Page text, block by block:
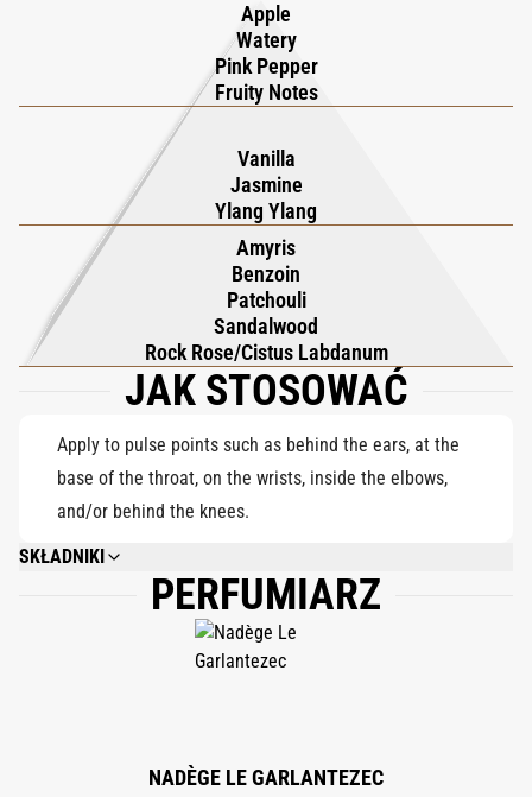
zmysłowy, otula użytkownika optymizmem, niczym obietnica
niekończącego się lata. Kompozycję otwiera musująca esencja
różowego pieprzu i wodnisty owocowy akord jabłka, świeży jak
śródziemnomorska bryza. W sercu ylang-ylang i ekstrakt
jaśminu kwitną w kremowej harmonii, łącząc się z topniejącą
słodyczą absolutu wanilii. Baza rozświetla się esencją drzewa
sandałowego, rezinoidem benzoesowym i rezinoidem labdanum,
wzbogaconymi amyrisem i paczulą. Piżmo dodaje miękkości i
głębi, zamykając zapach świetlistym, gourmandowo-drzewnym
szlakiem. Ciepły, a jednocześnie przewiewny Cap Camarat
pozostaje jak muśnięta słońcem skóra po dniu spędzonym nad
Apple
Watery
Pink Pepper
Fruity Notes
Vanilla
Jasmine
Ylang Ylang
Amyris
Benzoin
Patchouli
Sandalwood
Rock Rose/Cistus Labdanum
JAK STOSOWAĆ
Apply to pulse points such as behind the ears, at the
base of the throat, on the wrists, inside the elbows,
and/or behind the knees.
SKŁADNIKI
ALCOHOL DENAT., PARFUM (FRAGRANCE), AQUA (WATER),
TETRAMETHYLACETYLOCTAHYDRONAPHTHALENES, VANILLIN, BENZYL
SALICYLATE, LINALOOL, COUMARIN, POGOSTEMON CABLIN OIL,
CANANGA ODORATA OIL/EXTRACT, SANTALOL, FARNESOL, BENZYL
PERFUMIARZ
NADÈGE LE GARLANTEZEC